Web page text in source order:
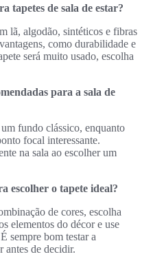
tapetes de sala de estar?
lã, algodão, sintéticos e fibras
como durabilidade e
será muito usado, escolha
para a sala de
fundo clássico, enquanto
focal interessante.
na sala ao escolher um
escolher o tapete ideal?
de cores, escolha
elementos do décor e use
sempre bom testar a
antes de decidir.